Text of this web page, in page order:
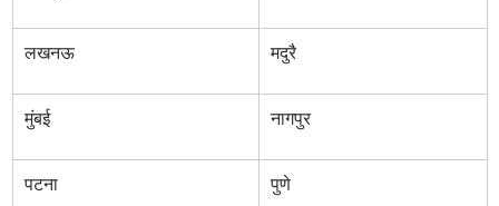
लखनऊ मदुरै
मुंबई नागपुर
पटना पुणे